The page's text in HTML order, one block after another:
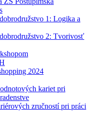
1: Logika a
2: Tvorivosť
2024
kariet pri
zručností pri práci